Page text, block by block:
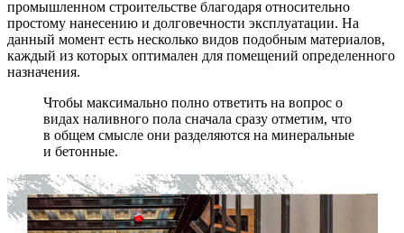
промышленном строительстве благодаря относительно
простому нанесению и долговечности эксплуатации. На
данный момент есть несколько видов подобным материалов,
каждый из которых оптимален для помещений определенного
назначения.
Чтобы максимально полно ответить на вопрос о
видах наливного пола сначала сразу отметим, что
в общем смысле они разделяются на минеральные
и бетонные.